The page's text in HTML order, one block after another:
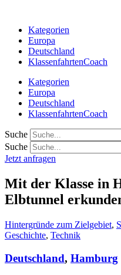
springenKategorien
Europa
Deutschland
KlassenfahrtenCoach
Kategorien
Europa
Deutschland
KlassenfahrtenCoach
Suche
Suche
Jetzt anfragen
Mit der Klasse in
Elbtunnel
Hintergründe zum Zielgebiet,
Geschichte, Technik
Deutschland, Hamburg